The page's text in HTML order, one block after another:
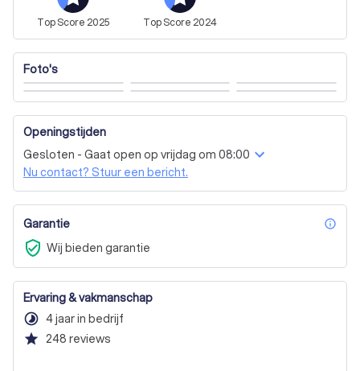
Bent u geïnteresseerd in onze diensten? Neem dan
vriendelijke adviseurs nemen graag de tijd om alle details
te bespreken en u te voorzien van passend advies.
TopScore 2025 TopScore 2024
Foto's
Openingstijden
Gesloten - Gaat open op vrijdag om 08:00
Nu contact? Stuur een bericht.
Garantie
verified_user Wij bieden garantie
Ervaring & vakmanschap
timelapse 4 jaar in bedrijf
star 248 reviews